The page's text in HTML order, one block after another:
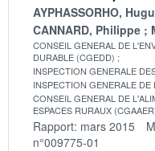
AYPHASSORHO,
CANNARD, Philippe
CONSEIL GENERAL DE
DURABLE (CGEDD)
INSPECTION GENERALE
INSPECTION GENERALE
CONSEIL GENERAL DE
ESPACES RURAUX
Rapport: mars 2015
n°009775-01